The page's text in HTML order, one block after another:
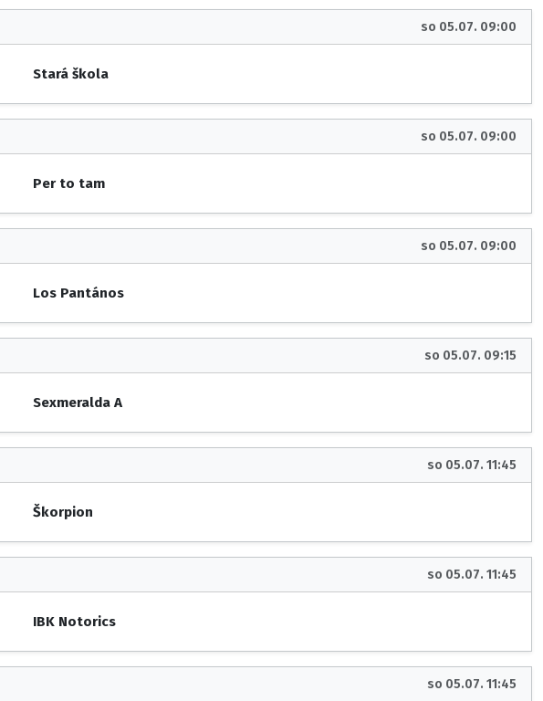
so 05.07. 09:00
Stará škola
so 05.07. 09:00
Per to tam
so 05.07. 09:00
Los Pantános
so 05.07. 09:15
Sexmeralda A
so 05.07. 11:45
Škorpion
so 05.07. 11:45
IBK Notorics
so 05.07. 11:45